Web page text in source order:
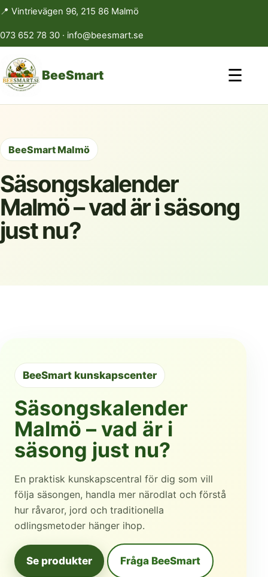
📍 Vintrievägen 96, 215 86 Malmö
073 652 78 30 · info@beesmart.se
BeeSmart ☰
BeeSmart Malmö
Säsongskalender
Malmö – vad är i säsong
just nu?
BeeSmart kunskapscenter
Säsongskalender
Malmö – vad är i
säsong just nu?
En praktisk kunskapscentral för dig som vill
följa säsongen, handla mer närodlat och förstå
hur råvaror, jord och traditionella
odlingsmetoder hänger ihop.
Se produkter Fråga BeeSmart